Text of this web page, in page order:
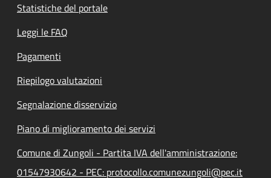
Statistiche del portale
Leggi le FAQ
Pagamenti
Riepilogo valutazioni
Segnalazione disservizio
Piano di miglioramento dei servizi
Comune di Zungoli - Partita IVA dell'amministrazione:
01547930642 - PEC: protocollo.comunezungoli@pec.it